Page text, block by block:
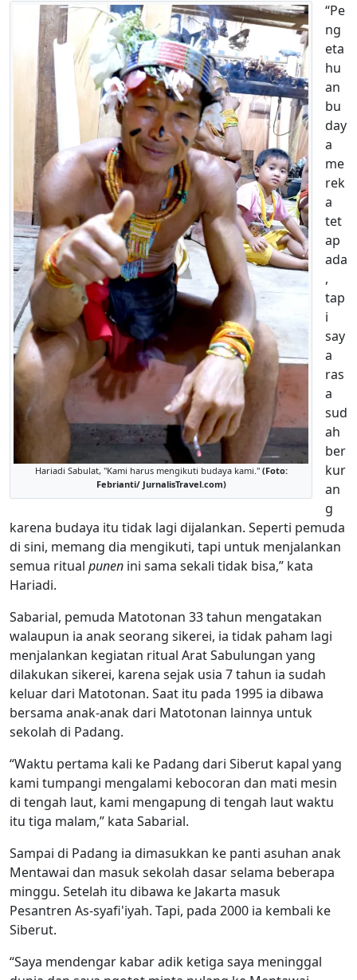
Hariadi Sabulat, "Kami harus mengikuti budaya kami." (Foto:
Febrianti/ JurnalisTravel.com)
“Pe
ng
eta
hu
an
bu
day
a
me
rek
a
tet
ap
ada
,
tap
i
say
a
ras
a
sud
ah
ber
kur
an
g
karena budaya itu tidak lagi dijalankan. Seperti pemuda
di sini, memang dia mengikuti, tapi untuk menjalankan
semua ritual punen ini sama sekali tidak bisa,” kata
Hariadi.
Sabarial, pemuda Matotonan 33 tahun mengatakan
walaupun ia anak seorang sikerei, ia tidak paham lagi
menjalankan kegiatan ritual Arat Sabulungan yang
dilakukan sikerei, karena sejak usia 7 tahun ia sudah
keluar dari Matotonan. Saat itu pada 1995 ia dibawa
bersama anak-anak dari Matotonan lainnya untuk
sekolah di Padang.
“Waktu pertama kali ke Padang dari Siberut kapal yang
kami tumpangi mengalami kebocoran dan mati mesin
di tengah laut, kami mengapung di tengah laut waktu
itu tiga malam,” kata Sabarial.
Sampai di Padang ia dimasukkan ke panti asuhan anak
Mentawai dan masuk sekolah dasar selama beberapa
minggu. Setelah itu dibawa ke Jakarta masuk
Pesantren As-syafi'iyah. Tapi, pada 2000 ia kembali ke
Siberut.
“Saya mendengar kabar adik ketiga saya meninggal